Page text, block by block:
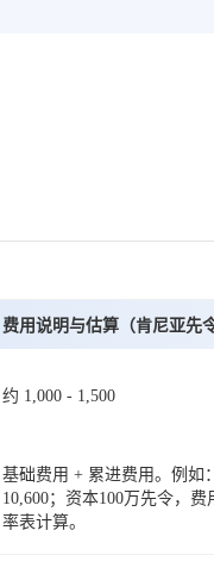
费用说明与估算（肯尼亚先令
约 1,000 - 1,500
基础费用 + 累进费用。例如
10,600；资本100万先令，
率表计算。